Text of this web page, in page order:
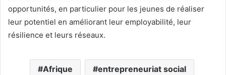
opportunités, en particulier pour les jeunes de réaliser
leur potentiel en améliorant leur employabilité, leur
résilience et leurs réseaux.
Afrique entrepreneuriat social